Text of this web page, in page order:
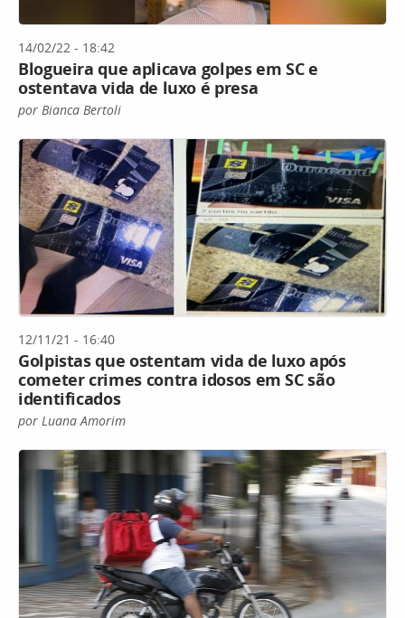
14/02/22 - 18:42
Blogueira que aplicava golpes em SC e
ostentava vida de luxo é presa
por Bianca Bertoli
12/11/21 - 16:40
Golpistas que ostentam vida de luxo após
cometer crimes contra idosos em SC são
identificados
por Luana Amorim